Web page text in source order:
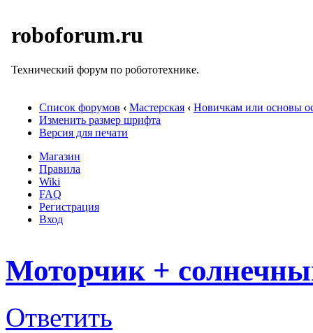
roboforum.ru
Технический форум по робототехнике.
Список форумов ‹ Мастерская ‹ Новичкам или основы
Изменить размер шрифта
Версия для печати
Магазин
Правила
Wiki
FAQ
Регистрация
Вход
Моторчик +
Ответить